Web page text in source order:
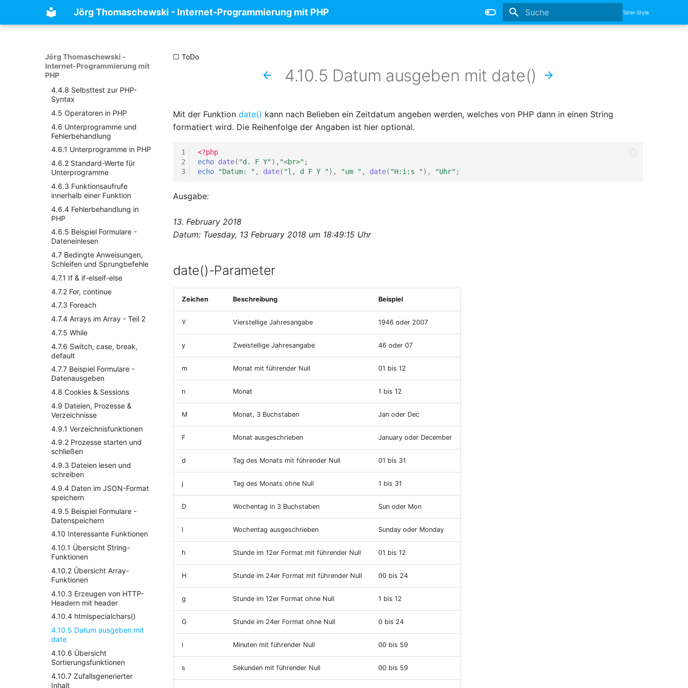
Jörg Thomaschewski - Internet-Programmierung mit PHP Tafel-Style
Jörg Thomaschewski -
Internet-Programmierung mit
PHP
2.6 Zusammenfassung Kapitel
HTTP
3.3.6 Beispiel Server Tokens
und Server Signature
3.3.8 Beispiel Header
3.3.9 Beispiel Zugangsschutz
Konfiguration
3.4 Der nginx Webserver
3.5 Der node.js Webserver
3.6 Aufgabe zum Kapitel
Webserver
3.7 Zusammenfassung Kapitel
Webserver Übersicht
4.4.4 Funktionen empty und
isset
4.4.6 Fehlerausgabe auf dem
Browser
4.4.7 Debugging
4.4.8 Selbsttest zur PHP-
Syntax
4.5 Operatoren in PHP
4.6 Unterprogramme und
Fehlerbehandlung
4.6.1 Unterprogramme in PHP
4.6.2 Standard-Werte für
Unterprogramme
4.6.3 Funktionsaufrufe
innerhalb einer Funktion
4.6.4 Fehlerbehandlung in
PHP
4.6.5 Beispiel Formulare -
Dateneinlesen
4.7 Bedingte Anweisungen,
Schleifen und Sprungbefehle
4.7.1 If & if-elseif-else
4.7.2 For, continue
4.7.3 Foreach
4.7.4 Arrays im Array - Teil 2
4.7.5 While
4.7.6 Switch, case, break,
default
4.7.7 Beispiel Formulare -
Datenausgeben
4.8 Cookies & Sessions
4.9 Dateien, Prozesse &
Verzeichnisse
4.9.1 Verzeichnisfunktionen
4.9.2 Prozesse starten und
schließen
4.9.3 Dateien lesen und
schreiben
4.9.4 Daten im JSON-Format
speichern
4.9.5 Beispiel Formulare -
Datenspeichern
4.10 Interessante Funktionen
4.10.1 Übersicht String-
Funktionen
4.10.2 Übersicht Array-
Funktionen
4.10.3 Erzeugen von HTTP-
Headern mit header
4.10.4 htmlspecialchars()
4.10.5 Datum ausgeben mit
date
4.10.6 Übersicht
Sortierungsfunktionen
4.10.7 Zufallsgenerierter
Inhalt
☐ ToDo
4.10.5 Datum ausgeben mit date()
Mit der Funktion date() kann nach Belieben ein Zeitdatum angeben werden, welches von PHP dann in einen String
formatiert wird. Die Reihenfolge der Angaben ist hier optional.
1
2
3
<?php
echo date( "d. F Y"), "<br>" ;
echo
"Datum: " , date( "l, d F Y "), "um " , date( "H:i:s "), "Uhr" ;
Ausgabe:
13. February 2018
Datum: Tuesday, 13 February 2018 um 18:49:15 Uhr
date()-Parameter
Zeichen Beschreibung Beispiel
Y Vierstellige Jahresangabe 1946 oder 2007
y Zweistellige Jahresangabe 46 oder 07
m Monat mit führender Null 01 bis 12
n Monat 1 bis 12
M Monat, 3 Buchstaben Jan oder Dec
F Monat ausgeschrieben January oder December
d Tag des Monats mit führender Null 01 bis 31
j Tag des Monats ohne Null 1 bis 31
D Wochentag in 3 Buchstaben Sun oder Mon
l Wochentag ausgeschrieben Sunday oder Monday
h Stunde im 12er Format mit führender Null 01 bis 12
H Stunde im 24er Format mit führender Null 00 bis 24
g Stunde im 12er Format ohne Null 1 bis 12
G Stunde im 24er Format ohne Null 0 bis 24
i Minuten mit führender Null 00 bis 59
s Sekunden mit führender Null 00 bis 59